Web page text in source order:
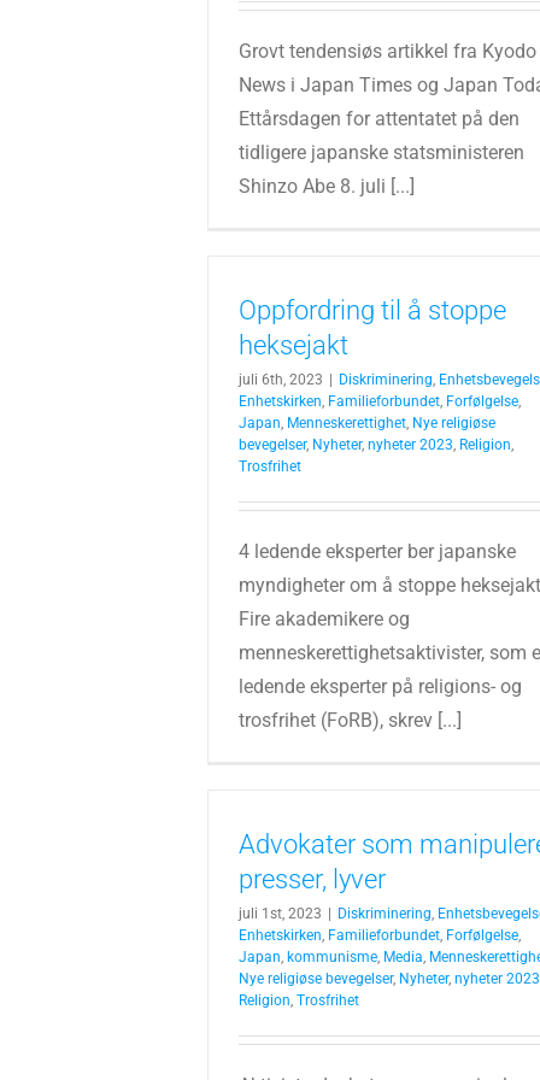
Grovt tendensiøs artikkel fra Kyodo
News i Japan Times og Japan
Ettårsdagen for attentatet på den
tidligere japanske statsministeren
Shinzo Abe 8. juli [...]
Oppfordring til å stoppe
heksejakt
juli 6th, 2023 Diskriminering,
Enhetskirken, Familieforbundet, Forfølgelse,
Japan, Menneskerettighet, Nye religiøse
bevegelser, Nyheter, nyheter 2023, Religion,
Trosfrihet
4 ledende eksperter ber japanske
myndigheter om å stoppe heksejakt
Fire akademikere og
menneskerettighetsaktivister, som
ledende eksperter på religions- og
trosfrihet (FoRB), skrev [...]
Advokater som
presser, lyver
juli 1st, 2023 Diskriminering,
Enhetskirken, Familieforbundet, Forfølgelse,
Japan, kommunisme, Media,
Nye religiøse bevegelser, Nyheter, nyheter 2023
Religion, Trosfrihet